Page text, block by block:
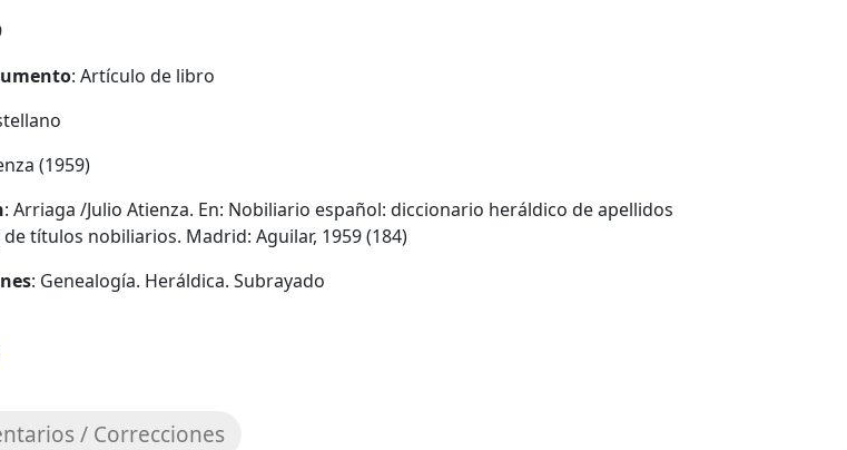
: Artículo de libro
(1959)
: Arriaga /Julio Atienza. En: Nobiliario español: diccionario heráldico de apellidos
de títulos nobiliarios. Madrid: Aguilar, 1959 (184)
: Genealogía. Heráldica. Subrayado
/ Correcciones